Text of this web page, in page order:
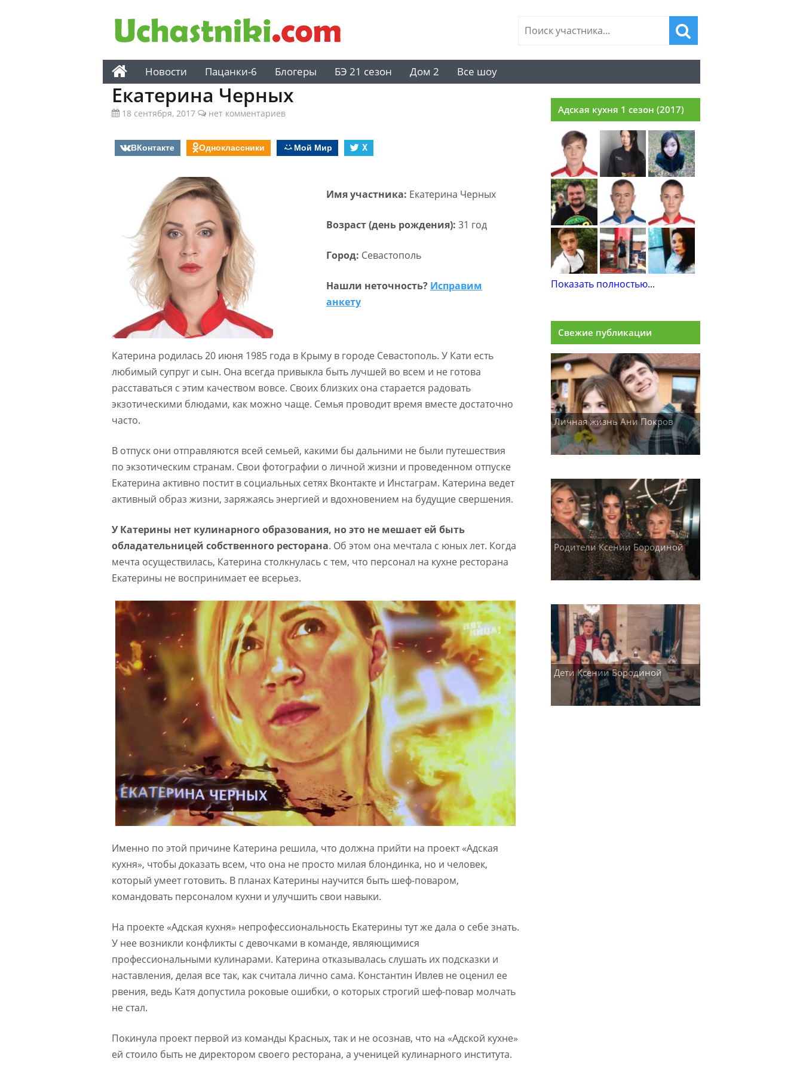
Новости Пацанки-6 Блогеры БЭ 21 сезон Дом 2 Все шоу
Екатерина Черных
18 сентября, 2017 нет комментариев
ВКонтакте Одноклассники Мой Мир X
Имя участника: Екатерина Черных
Возраст (день рождения): 31 год
Город: Севастополь
Нашли неточность? Исправим
анкету
Катерина родилась 20 июня 1985 года в Крыму в городе Севастополь. У Кати есть
любимый супруг и сын. Она всегда привыкла быть лучшей во всем и не готова
расставаться с этим качеством вовсе. Своих близких она старается радовать
экзотическими блюдами, как можно чаще. Семья проводит время вместе достаточно
часто.
В отпуск они отправляются всей семьей, какими бы дальними не были путешествия
по экзотическим странам. Свои фотографии о личной жизни и проведенном отпуске
Екатерина активно постит в социальных сетях Вконтакте и Инстаграм. Катерина ведет
активный образ жизни, заряжаясь энергией и вдохновением на будущие свершения.
У Катерины нет кулинарного образования, но это не мешает ей быть
обладательницей собственного ресторана. Об этом она мечтала с юных лет. Когда
мечта осуществилась, Катерина столкнулась с тем, что персонал на кухне ресторана
Екатерины не воспринимает ее всерьез.
Именно по этой причине Катерина решила, что должна прийти на проект «Адская
кухня», чтобы доказать всем, что она не просто милая блондинка, но и человек,
который умеет готовить. В планах Катерины научится быть шеф-поваром,
командовать персоналом кухни и улучшить свои навыки.
На проекте «Адская кухня» непрофессиональность Екатерины тут же дала о себе знать.
У нее возникли конфликты с девочками в команде, являющимися
профессиональными кулинарами. Катерина отказывалась слушать их подсказки и
наставления, делая все так, как считала лично сама. Константин Ивлев не оценил ее
рвения, ведь Катя допустила роковые ошибки, о которых строгий шеф-повар молчать
не стал.
Покинула проект первой из команды Красных, так и не осознав, что на «Адской кухне»
ей стоило быть не директором своего ресторана, а ученицей кулинарного института.
Адская кухня 1 сезон (2017)
Показать полностью...
Свежие публикации
Личная жизнь Ани Покров
Родители Ксении Бородиной
Дети Ксении Бородиной